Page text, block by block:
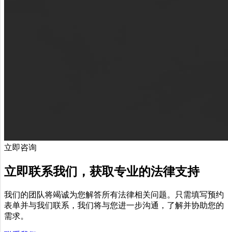
立即咨询
立即联系我们，获取专业的法律支持
我们的团队将竭诚为您解答所有法律相关问题。只需填写预约
表单并与我们联系，我们将与您进一步沟通，了解并协助您的
需求。